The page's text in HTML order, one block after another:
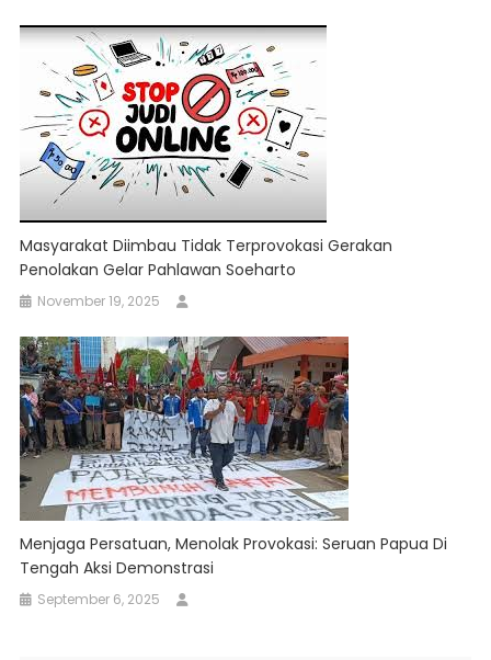
Masyarakat Diimbau Tidak Terprovokasi Gerakan
Penolakan Gelar Pahlawan Soeharto
November 19, 2025
Menjaga Persatuan, Menolak Provokasi: Seruan Papua Di
Tengah Aksi Demonstrasi
September 6, 2025